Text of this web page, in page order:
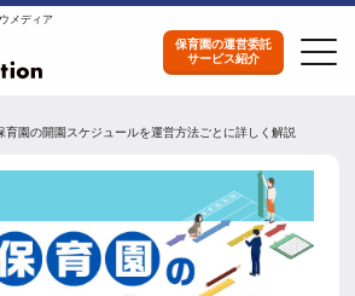
メディア
保育園の運営委託
サービス紹介
育園の開園スケジュールを運営方法ごとに詳しく解説